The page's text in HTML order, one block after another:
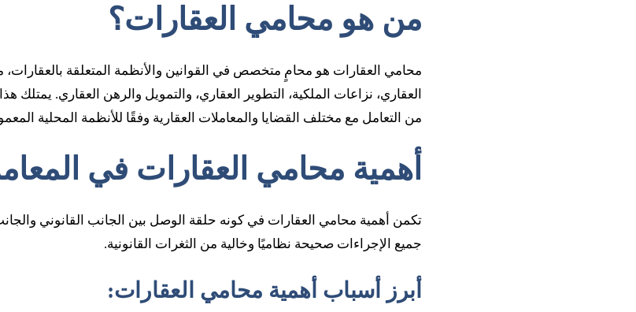
من هو محامي العقارات؟
محامي العقارات هو محامٍ متخصص في القوانين والأنظمة المتعلقة بالعقارات،
العقاري، نزاعات الملكية، التطوير العقاري، والتمويل والرهن العقاري.
من التعامل مع مختلف القضايا والمعاملات العقارية وفقًا للأنظمة المحلية
أهمية محامي العقارات في
تكمن أهمية محامي العقارات في كونه حلقة الوصل بين الجانب القانوني
جميع الإجراءات صحيحة نظاميًا وخالية من الثغرات القانونية.
أبرز أسباب أهمية محامي العقارات: